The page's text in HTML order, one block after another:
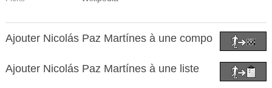
Ajouter Nicolás Paz Martínes à une compo
Ajouter Nicolás Paz Martínes à une liste